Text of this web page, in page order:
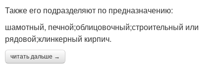
Также его подразделяют по предназначению:
шамотный, печной;облицовочный;строительный или
рядовой;клинкерный кирпич.
читать дальше →